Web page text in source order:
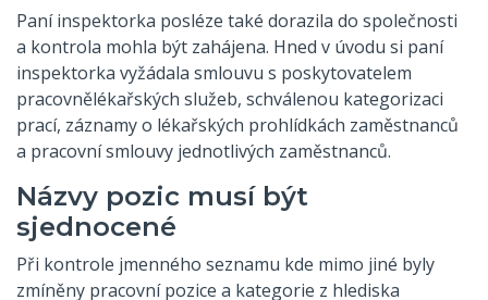
Paní inspektorka posléze také dorazila do společnosti
a kontrola mohla být zahájena. Hned v úvodu si paní
inspektorka vyžádala smlouvu s poskytovatelem
pracovnělékařských služeb, schválenou kategorizaci
prací, záznamy o lékařských prohlídkách zaměstnanců
a pracovní smlouvy jednotlivých zaměstnanců.
Názvy pozic musí být
sjednocené
Při kontrole jmenného seznamu kde mimo jiné byly
zmíněny pracovní pozice a kategorie z hlediska